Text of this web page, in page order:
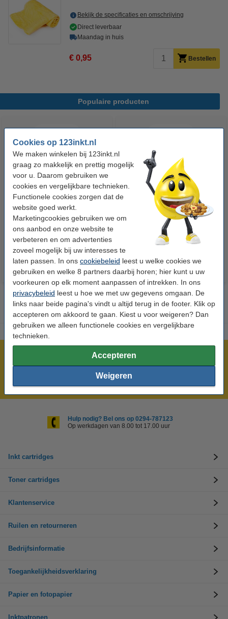
Cookies op 123inkt.nl
We maken winkelen bij 123inkt.nl
graag zo makkelijk en prettig mogelijk
voor u. Daarom gebruiken we
cookies en vergelijkbare technieken.
Functionele cookies zorgen dat de
website goed werkt.
Marketingcookies gebruiken we om
ons aanbod en onze website te
verbeteren en om advertenties
zoveel mogelijk bij uw interesses te
laten passen. In ons cookiebeleid leest u welke cookies we
gebruiken en welke 8 partners daarbij horen; hier kunt u uw
voorkeuren op elk moment aanpassen of intrekken. In ons
privacybeleid leest u hoe we met uw gegevens omgaan. De
links naar beide pagina's vindt u altijd terug in de footer. Klik op
accepteren om akkoord te gaan. Kiest u voor weigeren? Dan
gebruiken we alleen functionele cookies en vergelijkbare
technieken.
Accepteren
Weigeren
Bekijk de specificaties en omschrijving
Direct leverbaar
Maandag in huis
€ 0,95 Bestellen
Populaire producten
123inkt kopieerpapier 1 pak van
500 vel A4 - 80 grams FSC® Mix
Credit
€ 7,25
123inkt kopieerpapier 1 doos
van 2.500 vel A4 - 80 grams
FSC® Mix Credit
€ 33,50 Incl. 21% btw
Meer dan 5 miljoen klanten!
Hulp nodig? Bel ons op 0294-787123
Op werkdagen van 8.00 tot 17.00 uur
Inkt cartridges
Toner cartridges
Klantenservice
Ruilen en retourneren
Bedrijfsinformatie
Toegankelijkheidsverklaring
Papier en fotopapier
Inktpatronen